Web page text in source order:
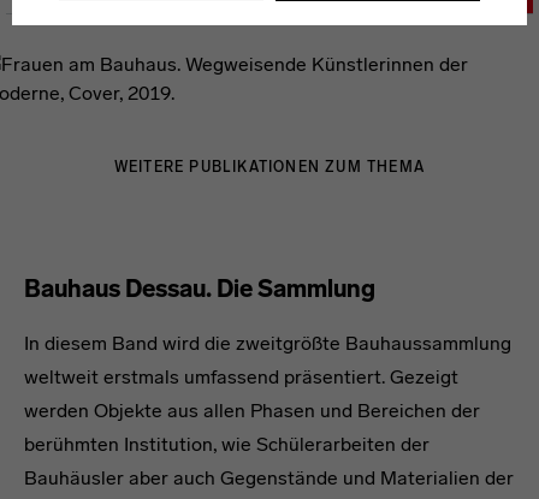
WEITERE PUBLIKATIONEN ZUM THEMA
Bauhaus Dessau. Die Sammlung
In diesem Band wird die zweitgrößte Bauhaussammlung
weltweit erstmals umfassend präsentiert. Gezeigt
werden Objekte aus allen Phasen und Bereichen der
berühmten Institution, wie Schülerarbeiten der
Bauhäusler aber auch Gegenstände und Materialien der